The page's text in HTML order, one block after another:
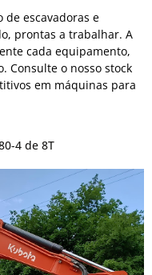
de escavadoras e
prontas a trabalhar. A
cada equipamento,
Consulte o nosso stock
em máquinas para
4 de 8T